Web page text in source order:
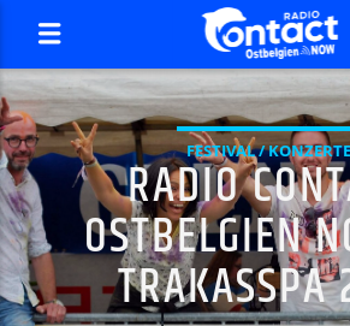
FESTIVAL / KONZERTE
RADIO
OSTBELGIEN
TRAKASSPA